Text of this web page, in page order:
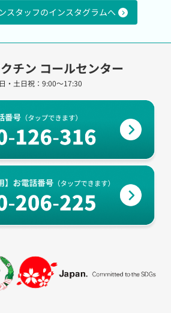
スタッフのインスタグラムへ
チン コールセンター
・土日祝：9:00～17:30